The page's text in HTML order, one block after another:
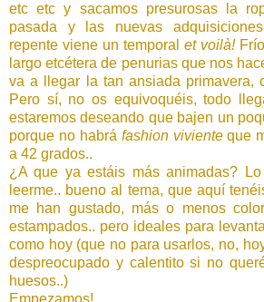
etc etc y sacamos presurosas la
pasada y las nuevas
repente viene un temporal et voilà!
largo etcétera de penurias que nos
va a llegar la tan ansiada primavera,
Pero sí, no os equivoquéis, todo
estaremos deseando que bajen un
porque no habrá fashion vivienteque
a 42 grados..
¿A que ya estáis más animadas?
leerme.. bueno al tema, que aquí
me han gustado, más o menos
estampados.. pero ideales para
como hoy (que no para usarlos, no,
despreocupado y calentito si no
huesos..)